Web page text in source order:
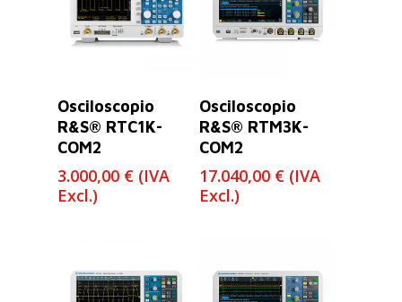
Leer Más
Osciloscopio
R&S® RTC1K-
COM2
3.000,00 € (IVA
Excl.)
Leer Más
Osciloscopio
R&S® RTM3K-
COM2
17.040,00 € (IVA
Excl.)